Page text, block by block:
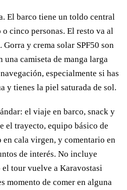
El barco tiene un toldo central
cinco personas. El resto va al
Gorra y crema solar SPF50 son
camiseta de manga larga
especialmente si has
y tienes la piel saturada de sol.
el viaje en barco, snack y
el trayecto, equipo básico de
en cala virgen, y comentario en
de interés. No incluye
tour vuelve a Karavostasi
momento de comer en alguna